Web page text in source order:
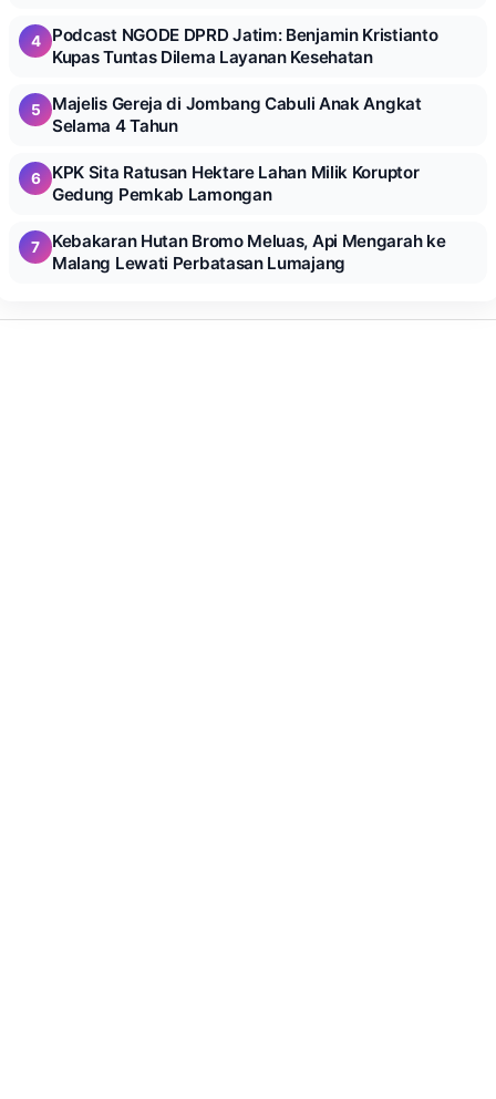
4
Podcast NGODE DPRD Jatim: Benjamin Kristianto
Kupas Tuntas Dilema Layanan Kesehatan
5
Majelis Gereja di Jombang Cabuli Anak Angkat
Selama 4 Tahun
6
KPK Sita Ratusan Hektare Lahan Milik Koruptor
Gedung Pemkab Lamongan
7
Kebakaran Hutan Bromo Meluas, Api Mengarah ke
Malang Lewati Perbatasan Lumajang